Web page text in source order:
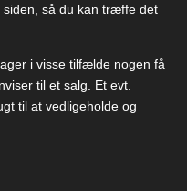
siden, så du kan træffe det
i visse tilfælde nogen få
til et salg. Et evt.
til at vedligeholde og